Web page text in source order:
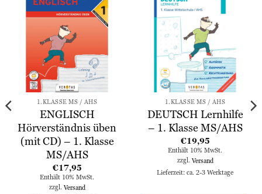
Zur
Wunschliste
hinzufügen
1.KLASSE MS / AHS
ENGLISCH
Hörverständnis üben
(mit CD) – 1. Klasse
MS/AHS
€17,95
Enthält 10% MwSt.
zzgl. Versand
Wunschliste
hinzufügen
1.KLASSE MS / AHS
DEUTSCH Lernhilfe
– 1. Klasse MS/AHS
€19,95
Enthält 10% MwSt.
zzgl. Versand
Lieferzeit: ca. 2-3 Werktage